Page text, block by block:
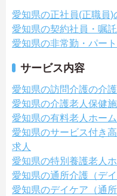
愛知県の正社員(正職員)
愛知県の契約社員・嘱
愛知県の非常勤・パー
サービス内容
愛知県の訪問介護の介護
愛知県の介護老人保健
愛知県の有料老人ホー
愛知県のサービス付き
求人
愛知県の特別養護老人
愛知県の通所介護（デ
愛知県のデイケア（通